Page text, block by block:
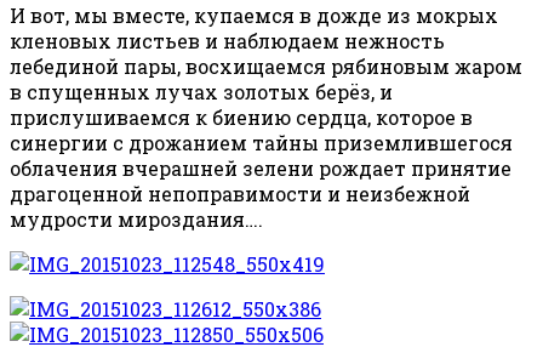
И вот, мы вместе, купаемся в дожде из мокрых
кленовых листьев и наблюдаем нежность
лебединой пары, восхищаемся рябиновым жаром
в спущенных лучах золотых берёз, и
прислушиваемся к биению сердца, которое в
синергии с дрожанием тайны приземлившегося
облачения вчерашней зелени рождает принятие
драгоценной непоправимости и неизбежной
мудрости мироздания….